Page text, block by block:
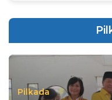
Pilkada